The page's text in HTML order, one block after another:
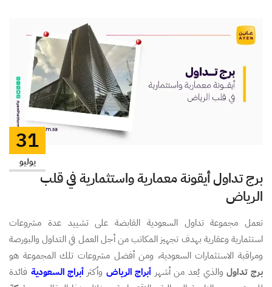
برج تداول أيقونة معمارية واستثمارية في قلب
الرياض
تعمل مجموعة تداول السعودية القابضة على تشييد عدة مشروعات
استثمارية وعقارية بهدف تجهيز المكاتب من أجل العمل في التداول والبورصة
ومراقبة الاستثمارات السعودية، ومن أفضل مشروعات تلك المجموعة هو
برج تداول والذي يُعد من أشهر أبراج الرياضوأكثرأبراج السعودية فائدة
31
يوليو